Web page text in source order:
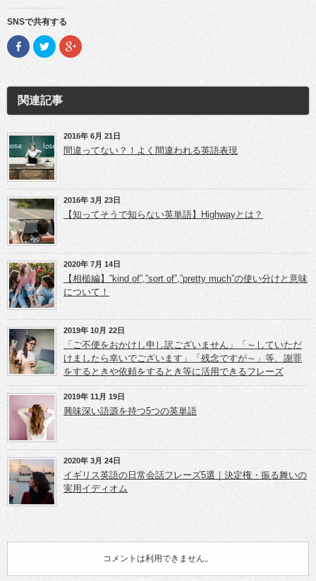
SNSで共有する
F
a
o
o
k
で
(新
し
い
ウ
ィ
ン
ド
ウ
で
開
き
ま
す)
ク
リ
て
T
w
i
e
r
で
共
有
(新
し
い
ウ
ィ
ン
ド
ウ
で
開
き
ま
す)
ク
リ
て
o
e
+
で
し
い
ウ
ィ
ン
開
き
ま
す)
関連記事
2016年 6月 21日
間違ってない？！よく間違われる英語表現
2016年 3月 23日
【知ってそうで知らない英単語】Highwayとは？
2020年 7月 14日
【相槌編】”kind of”,”sort of”,”pretty much”の使い分けと意味
について！
2019年 10月 22日
「ご不便をおかけし申し訳ございません」「～していただ
けましたら幸いでございます」「残念ですが～」等、謝罪
をするときや依頼をするとき等に活用できるフレーズ
2019年 11月 19日
興味深い語源を持つ5つの英単語
2020年 3月 24日
イギリス英語の日常会話フレーズ5選｜決定権・振る舞いの
実用イディオム
コメントは利用できません。